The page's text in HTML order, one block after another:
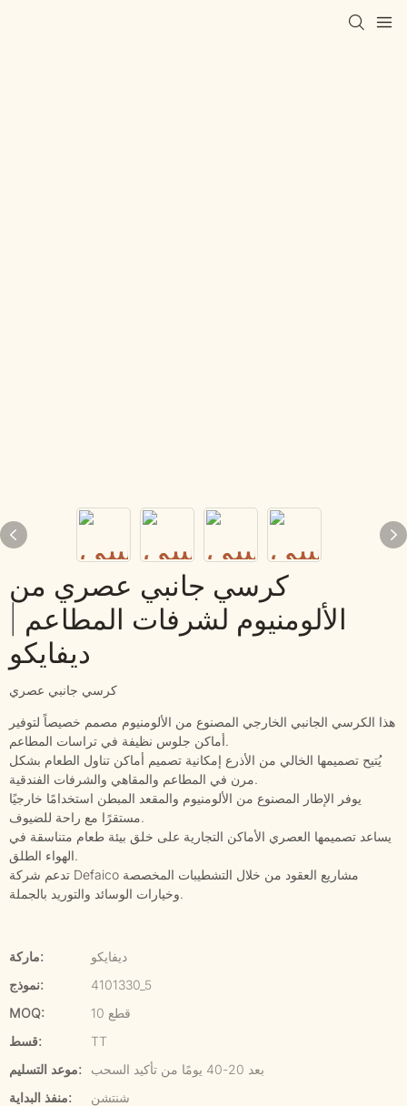
كرسي جانبي عصري من
الألومنيوم لشرفات المطاعم |
ديفايكو
كرسي جانبي عصري
هذا الكرسي الجانبي الخارجي المصنوع من الألومنيوم مصمم خصيصاً لتوفير
أماكن جلوس نظيفة في تراسات المطاعم.
يُتيح تصميمها الخالي من الأذرع إمكانية تصميم أماكن تناول الطعام بشكل
مرن في المطاعم والمقاهي والشرفات الفندقية.
يوفر الإطار المصنوع من الألومنيوم والمقعد المبطن استخدامًا خارجيًا
مستقرًا مع راحة للضيوف.
يساعد تصميمها العصري الأماكن التجارية على خلق بيئة طعام متناسقة في
الهواء الطلق.
تدعم شركة Defaico مشاريع العقود من خلال التشطيبات المخصصة
وخيارات الوسائد والتوريد بالجملة.
ماركة:
ديفايكو
نموذج:
4101330_5
MOQ:
10 قطع
قسط:
TT
موعد التسليم:
بعد 20-40 يومًا من تأكيد السحب
منفذ البداية:
شنتشن